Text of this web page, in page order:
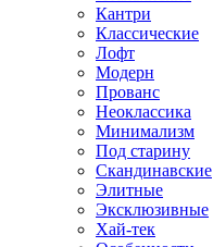
Кантри
Классические
Лофт
Модерн
Прованс
Неоклассика
Минимализм
Под старину
Скандинавские
Элитные
Эксклюзивные
Хай-тек